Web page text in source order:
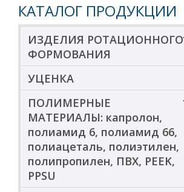
КАТАЛОГ ПРОДУКЦИИ
ИЗДЕЛИЯ РОТАЦИОННОГО
ФОРМОВАНИЯ
УЦЕНКА
ПОЛИМЕРНЫЕ
МАТЕРИАЛЫ: капролон,
полиамид 6, полиамид 66,
полиацеталь, полиэтилен,
полипропилен, ПВХ, PEEK,
PPSU